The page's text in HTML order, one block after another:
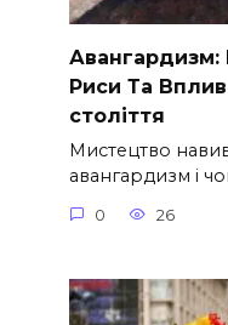
Авангардизм:
Риси Та
століття
Мистецтво
авангардизм і
0 26